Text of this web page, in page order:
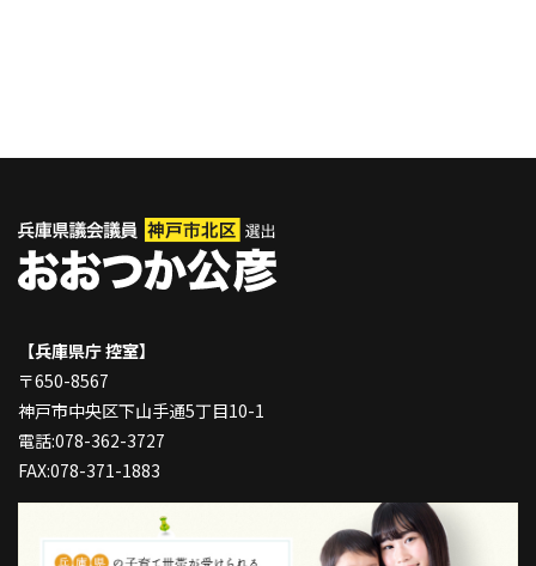
【兵庫県庁 控室】
〒650-8567
神戸市中央区下山手通5丁目10-1
電話:078-362-3727
FAX:078-371-1883